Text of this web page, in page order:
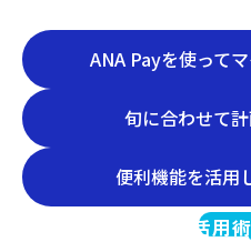
ANA Payを使って
旬に合わせて
便利機能を活用
活用